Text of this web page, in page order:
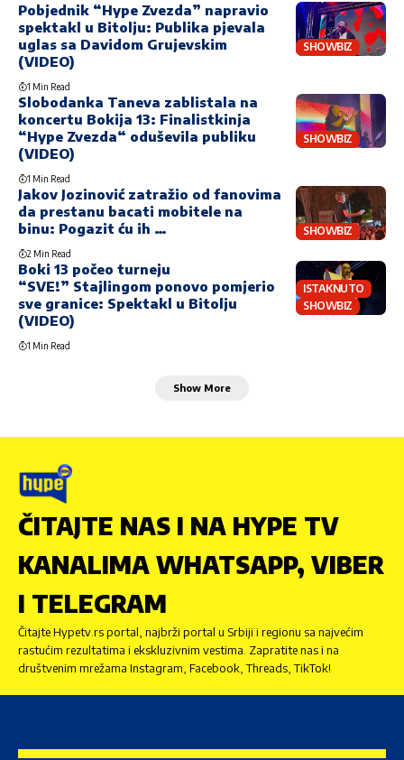
SHOWBIZ
Pobjednik “Hype Zvezda” napravio
spektakl u Bitolju: Publika pjevala
uglas sa Davidom Grujevskim
(VIDEO)
1 Min Read
SHOWBIZ
Slobodanka Taneva zablistala na
koncertu Bokija 13: Finalistkinja
“Hype Zvezda“ oduševila publiku
(VIDEO)
1 Min Read
SHOWBIZ
Jakov Jozinović zatražio od fanovima
da prestanu bacati mobitele na
binu: Pogazit ću ih …
2 Min Read
ISTAKNUTO
SHOWBIZ
Boki 13 počeo turneju
“SVE!” Stajlingom ponovo pomjerio
sve granice: Spektakl u Bitolju
(VIDEO)
1 Min Read
Show More
ČITAJTE NAS I NA HYPE TV
KANALIMA WHATSAPP, VIBER
I TELEGRAM
Čitajte Hypetv.rs portal, najbrži portal u Srbiji i regionu sa najvećim
rastućim rezultatima i ekskluzivnim vestima. Zapratite nas i na
društvenim mrežama Instagram, Facebook, Threads, TikTok!